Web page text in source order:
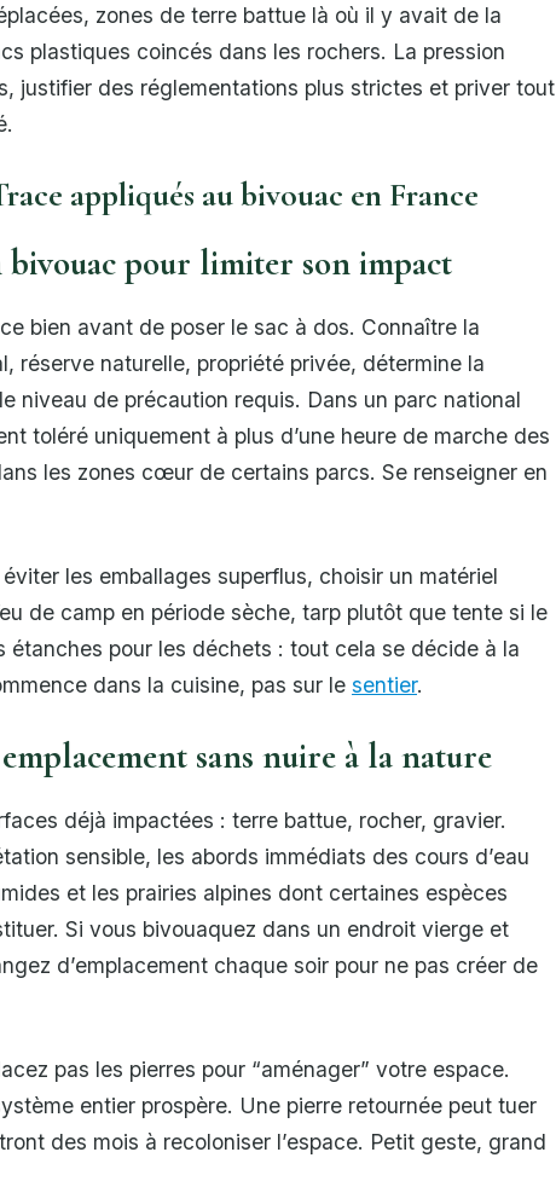
zones de terre battue là où il y avait de la
plastiques coincés dans les rochers. La pression
justifier des réglementations plus strictes et priver tout
appliqués au bivouac en France
pour limiter son impact
bien avant de poser le sac à dos. Connaître la
réserve naturelle, propriété privée, détermine la
niveau de précaution requis. Dans un parc national
toléré uniquement à plus d’une heure de marche des
les zones cœur de certains parcs. Se renseigner en
les emballages superflus, choisir un matériel
de camp en période sèche, tarp plutôt que tente si le
pour les déchets : tout cela se décide à la
dans la cuisine, pas sur le sentier.
sans nuire à la nature
déjà impactées : terre battue, rocher, gravier.
sensible, les abords immédiats des cours d’eau
et les prairies alpines dont certaines espèces
Si vous bivouaquez dans un endroit vierge et
d’emplacement chaque soir pour ne pas créer de
pas les pierres pour “aménager” votre espace.
entier prospère. Une pierre retournée peut tuer
des mois à recoloniser l’espace. Petit geste, grand